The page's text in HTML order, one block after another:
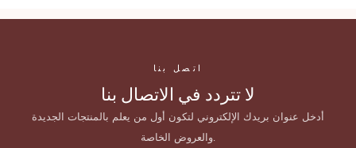
اتصل بنا
لا تتردد في الاتصال بنا
أدخل عنوان بريدك الإلكتروني لتكون أول من يعلم بالمنتجات الجديدة